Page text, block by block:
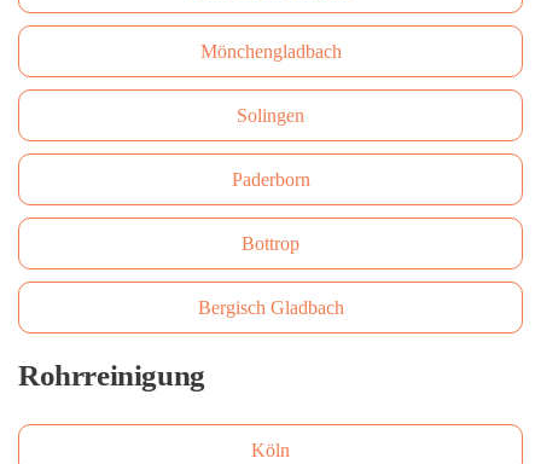
Mönchengladbach
Solingen
Paderborn
Bottrop
Bergisch Gladbach
Rohrreinigung
Köln